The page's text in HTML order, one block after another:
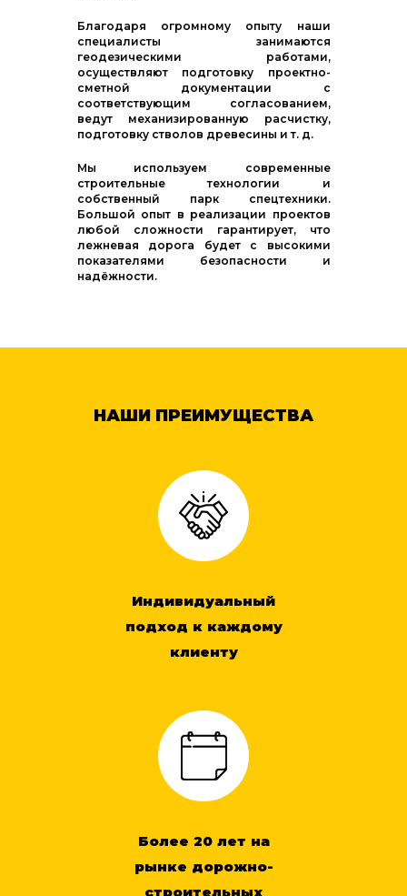
Благодаря огромному опыту наши
специалисты занимаются
геодезическими работами,
осуществляют подготовку проектно-
сметной документации с
соответствующим согласованием,
ведут механизированную расчистку,
подготовку стволов древесины и т. д.
Мы используем современные
строительные технологии и
собственный парк спецтехники.
Большой опыт в реализации проектов
любой сложности гарантирует, что
лежневая дорога будет с высокими
показателями безопасности и
надёжности.
НАШИ ПРЕИМУЩЕСТВА
Индивидуальный
подход к каждому
клиенту
Более 20 лет на
рынке дорожно-
строительных